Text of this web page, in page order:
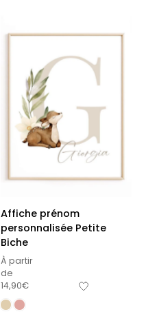
Affiche prénom
personnalisée Petite
Biche
À partir
de
14,90€